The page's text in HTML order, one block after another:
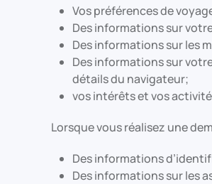
Vos préférences de
Des informations sur
Des informations sur les
Des informations sur
détails du navigateur;
vos intérêts et vos
Lorsque vous réalisez une
Des informations
Des informations sur les